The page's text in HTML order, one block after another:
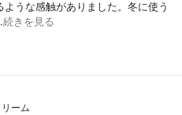
うな感触がありました。冬に使う
続きを見る
ーム